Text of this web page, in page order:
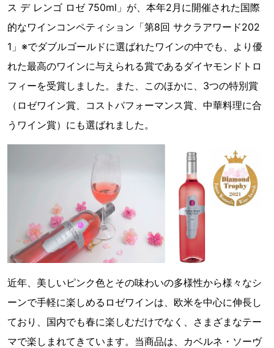
ス デ レンゴ ロゼ 750ml」が、本年2月に開催された国際
的なワインコンペティション「第8回 サクラアワード202
1」※でダブルゴールドに選ばれたワインの中でも、より優
れた最高のワインに与えられる賞であるダイヤモンドトロ
フィーを受賞しました。また、このほかに、3つの特別賞
（ロゼワイン賞、コストパフォーマンス賞、中華料理に合
うワイン賞）にも選ばれました。
近年、美しいピンク色とその味わいの多様性から様々なシ
ーンで手軽に楽しめるロゼワインは、欧米を中心に伸長し
ており、国内でも春に楽しむだけでなく、さまざまなテー
マで楽しまれてきています。当商品は、カベルネ・ソーヴ